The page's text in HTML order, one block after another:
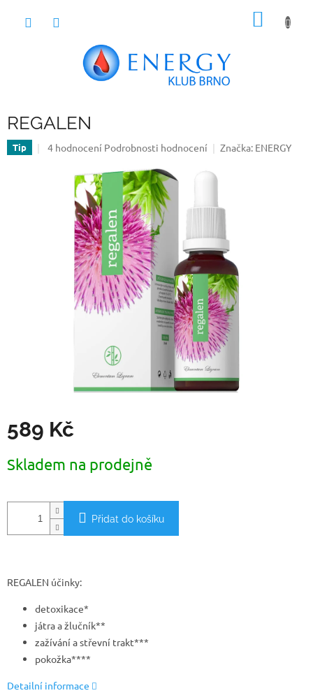
REGALEN
Tip
Průměrné
produktu
hvězdiček.
4 hodnocení Podrobnosti hodnocení Značka: ENERGY
589 Kč
cena:
Skladem na prodejně
Přidat do košíku
REGALEN účinky:
detoxikace*
játra a žlučník**
zažívání a střevní trakt***
pokožka****
Detailní informace